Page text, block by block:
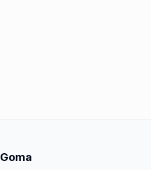
Goma